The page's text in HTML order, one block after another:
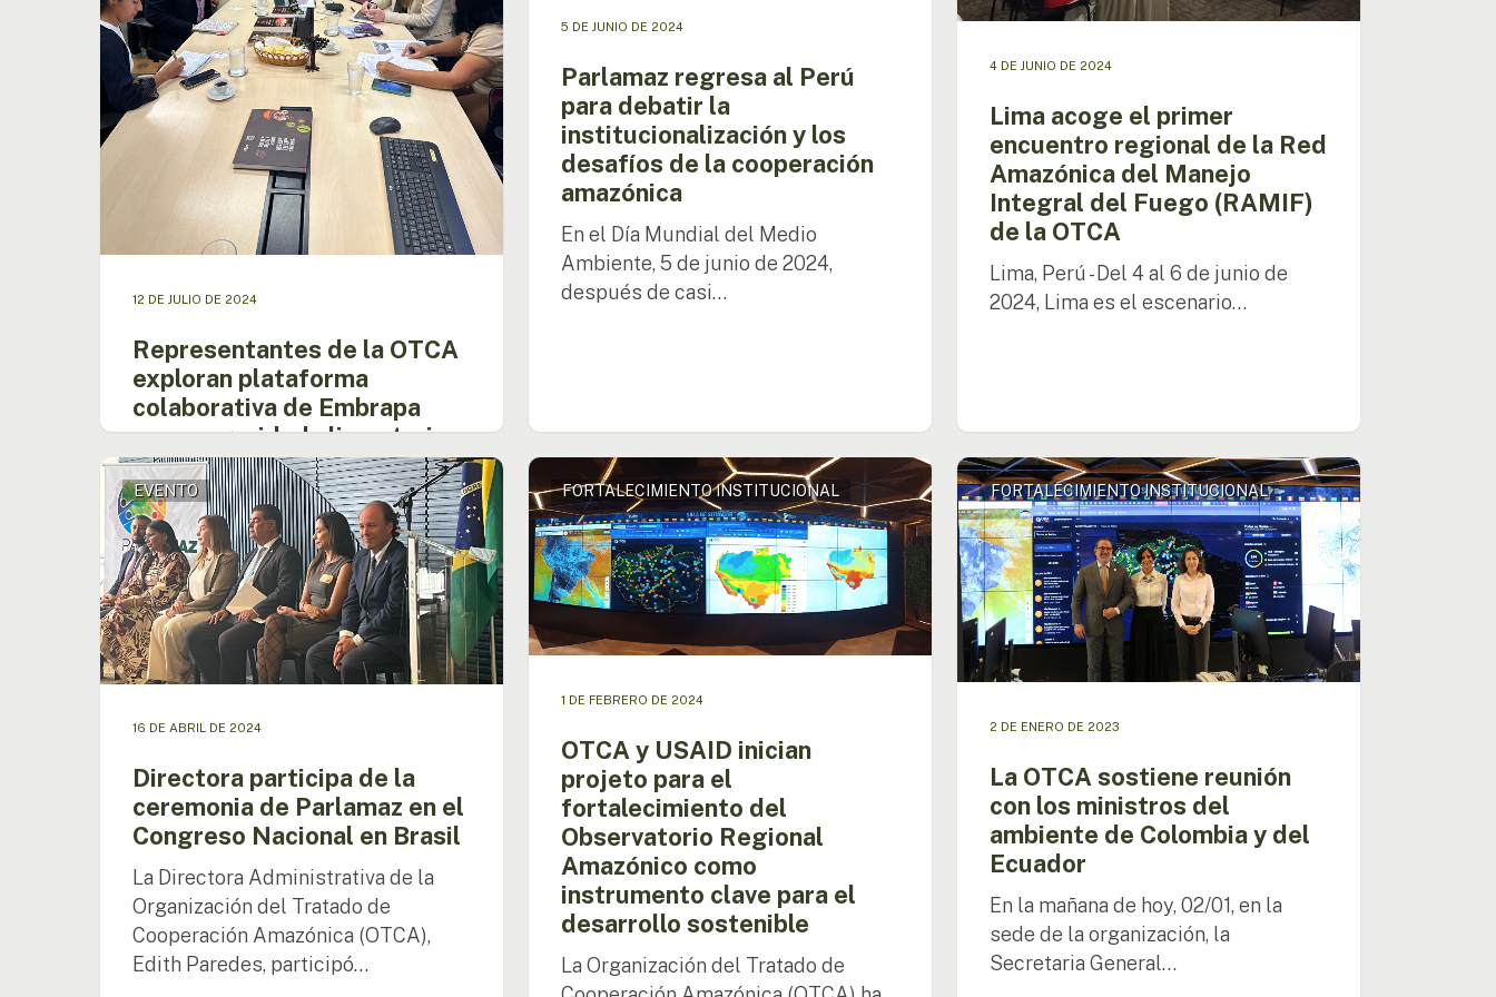
y
sostenibilidad
indígena
en
la
Amazonía
12 DE JULIO DE 2024
Representantes de la OTCA
exploran plataforma
colaborativa de Embrapa
para seguridad alimentaria y
sostenibilidad indígena en la
Amazonía
Brasilia, 12 de julio de 2024 - En una
reunión celebrada hoy en la sede…
amazónica
5 DE JUNIO DE 2024
Parlamaz regresa al Perú
para debatir la
institucionalización y los
desafíos de la cooperación
amazónica
En el Día Mundial del Medio
Ambiente, 5 de junio de 2024,
después de casi…
Integral
Fuego
OTCA
4 DE JUNIO DE 2024
Lima acoge el primer
encuentro regional de la Red
Amazónica del Manejo
Integral del Fuego (RAMIF)
de la OTCA
Lima, Perú - Del 4 al 6 de junio de
2024, Lima es el escenario…
Directora
participa
de
ceremonia
de
Parlamaz
en
el
Congreso
EVENTO
16 DE ABRIL DE 2024
Directora participa de la
ceremonia de Parlamaz en el
Congreso Nacional en Brasil
La Directora Administrativa de la
Organización del Tratado de
Cooperación Amazónica (OTCA),
Edith Paredes, participó…
OTCA
y
USAID
inician
projeto
para
fortalecimiento
Amazónico
como
instrumento
clave
desarrollo
sostenible
FORTALECIMIENTO INSTITUCIONAL
1 DE FEBRERO DE 2024
OTCA y USAID inician
projeto para el
fortalecimiento del
Observatorio Regional
Amazónico como
instrumento clave para el
desarrollo sostenible
La Organización del Tratado de
La
OTCA
sostiene
reunión
con
los
ministros
del
ambiente
de
Ecuador
FORTALECIMIENTO INSTITUCIONAL
2 DE ENERO DE 2023
La OTCA sostiene reunión
con los ministros del
ambiente de Colombia y del
Ecuador
En la mañana de hoy, 02/01, en la
sede de la organización, la
Secretaria General…